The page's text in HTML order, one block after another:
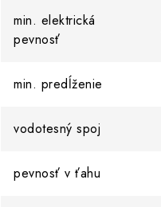
min. elektrická
pevnosť
min. predĺženie
vodotesný spoj
pevnosť v ťahu